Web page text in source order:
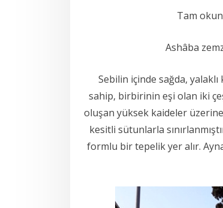
Tam
Ashâba
Sebilin içinde sağda,
sahip, birbirinin eşi olan iki
oluşan yüksek kaideler üzerine
kesitli sütunlarla
formlu bir tepelik yer alır.